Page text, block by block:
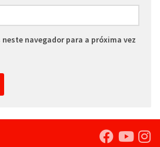
navegador para a próxima vez